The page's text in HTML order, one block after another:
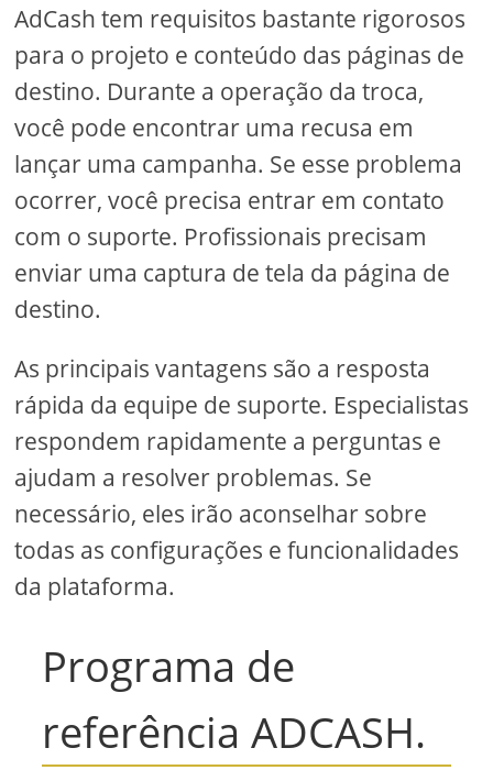
AdCash tem requisitos bastante rigorosos
para o projeto e conteúdo das páginas de
destino. Durante a operação da troca,
você pode encontrar uma recusa em
lançar uma campanha. Se esse problema
ocorrer, você precisa entrar em contato
com o suporte. Profissionais precisam
enviar uma captura de tela da página de
destino.
As principais vantagens são a resposta
rápida da equipe de suporte. Especialistas
respondem rapidamente a perguntas e
ajudam a resolver problemas. Se
necessário, eles irão aconselhar sobre
todas as configurações e funcionalidades
da plataforma.
Programa de
referência ADCASH.